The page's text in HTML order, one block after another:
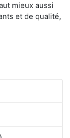
mieux aussi
et de qualité,